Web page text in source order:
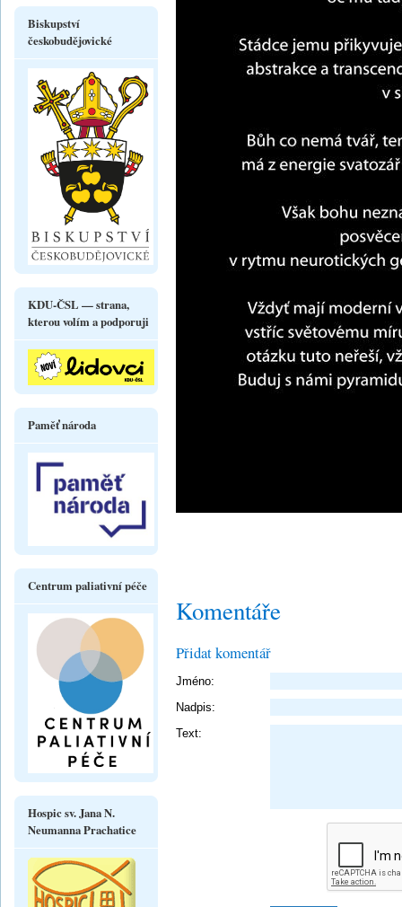
Komentáře
Přidat komentář
Jméno:
Nadpis:
Text:
Biskupství
českobudějovické
KDU-ČSL — strana,
kterou volím a podporuji
Paměť národa
Centrum paliativní péče
Hospic sv. Jana N.
Neumanna Prachatice